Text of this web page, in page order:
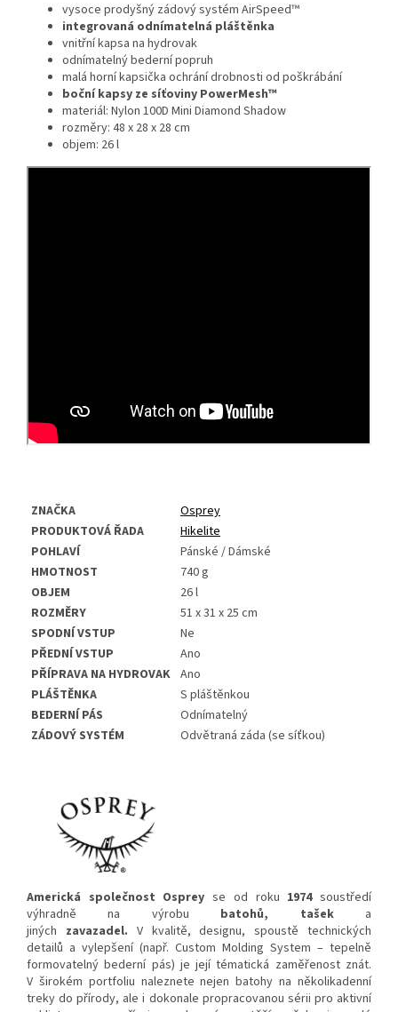
vysoce prodyšný zádový systém AirSpeed™
integrovaná odnímatelná pláštěnka
vnitřní kapsa na hydrovak
odnímatelný bederní popruh
malá horní kapsička ochrání drobnosti od poškrábání
boční kapsy ze síťoviny PowerMesh™
materiál: Nylon 100D Mini Diamond Shadow
rozměry: 48 x 28 x 28 cm
objem: 26 l
ZNAČKA
Osprey
PRODUKTOVÁ ŘADA
Hikelite
POHLAVÍ
Pánské / Dámské
HMOTNOST
740 g
OBJEM
26 l
ROZMĚRY
51 x 31 x 25 cm
SPODNÍ VSTUP
Ne
PŘEDNÍ VSTUP
Ano
PŘÍPRAVA NA HYDROVAK Ano
PLÁŠTĚNKA
S pláštěnkou
BEDERNÍ PÁS
Odnímatelný
ZÁDOVÝ SYSTÉM
Odvětraná záda (se síťkou)
Americká společnost Osprey se od roku 1974soustředí
výhradně na výrobu
batohů, tašek
a
jiných zavazadel. V kvalitě, designu, spoustě technických
detailů a vylepšení (např. Custom Molding System – tepelně
formovatelný bederní pás) je její tématická zaměřenost znát.
V širokém portfoliu naleznete nejen batohy na několikadenní
treky do přírody, ale i dokonale propracovanou sérii pro aktivní